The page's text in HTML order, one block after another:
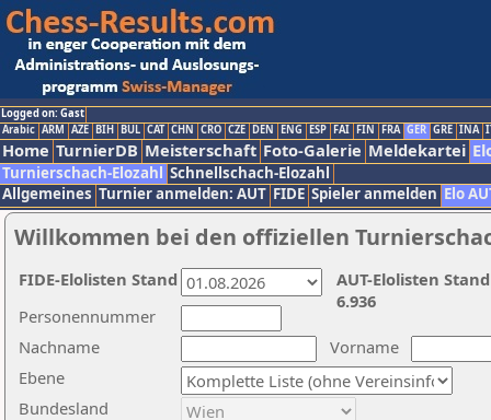
Logged on: Gast
Arabic ARM AZE BIH BUL CAT CHN CRO CZE DEN ENG ESP FAI FIN FRA GER GRE INA
Home TurnierDB Meisterschaft Foto-Galerie Meldekartei
Turnierschach-Elozahl Schnellschach-Elozahl
Allgemeines Turnier anmelden: AUT FIDE Spieler anmelden Elo
Willkommen bei den offiziellen
Nachname
Vorname
Ebene
Personennummer
Bundesland
AUT-Elolisten
6.936
FIDE-Elolisten Stand